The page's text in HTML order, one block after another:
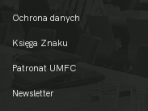
Ochrona danych
Księga Znaku
Patronat UMFC
Newsletter